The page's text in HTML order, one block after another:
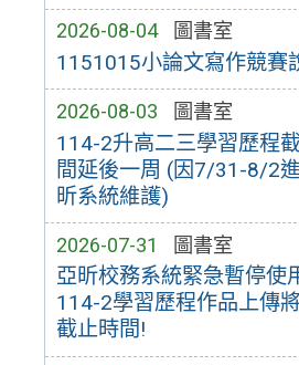
2026-08-04 圖書室
1151015小論文寫作競賽
2026-08-03 圖書室
114-2升高二三學習歷程
間延後一周 (因7/31-8/2
昕系統維護)
2026-07-31 圖書室
亞昕校務系統緊急暫停使
114-2學習歷程作品上傳
截止時間!